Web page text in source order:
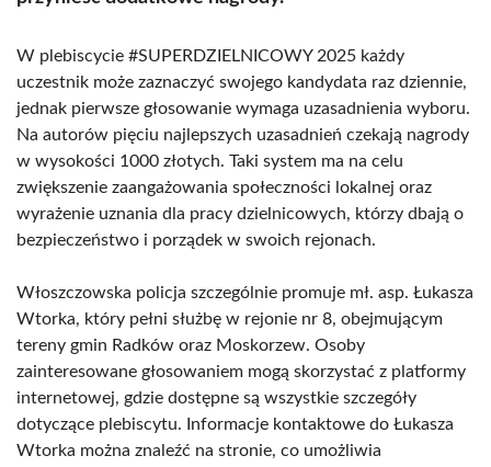
W plebiscycie #SUPERDZIELNICOWY 2025 każdy
uczestnik może zaznaczyć swojego kandydata raz dziennie,
jednak pierwsze głosowanie wymaga uzasadnienia wyboru.
Na autorów pięciu najlepszych uzasadnień czekają nagrody
w wysokości 1000 złotych. Taki system ma na celu
zwiększenie zaangażowania społeczności lokalnej oraz
wyrażenie uznania dla pracy dzielnicowych, którzy dbają o
bezpieczeństwo i porządek w swoich rejonach.
Włoszczowska policja szczególnie promuje mł. asp. Łukasza
Wtorka, który pełni służbę w rejonie nr 8, obejmującym
tereny gmin Radków oraz Moskorzew. Osoby
zainteresowane głosowaniem mogą skorzystać z platformy
internetowej, gdzie dostępne są wszystkie szczegóły
dotyczące plebiscytu. Informacje kontaktowe do Łukasza
Wtorka można znaleźć na stronie, co umożliwia